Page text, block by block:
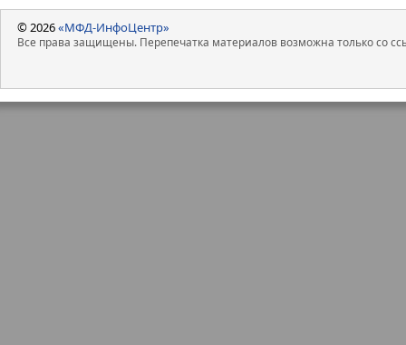
© 2026«МФД-ИнфоЦентр»
Все права защищены. Перепечатка материалов возможна только со